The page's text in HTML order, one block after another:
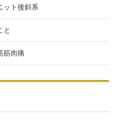
ット後斜系
と
筋肉痛